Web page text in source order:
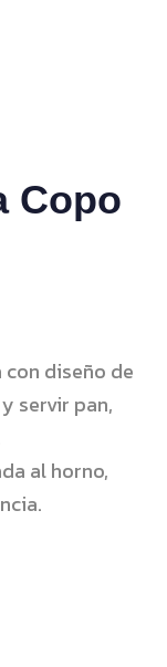
Copo
con diseño de
servir pan,
al horno,